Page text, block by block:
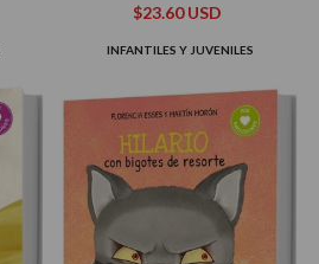
$23.60 USD
INFANTILES Y JUVENILES